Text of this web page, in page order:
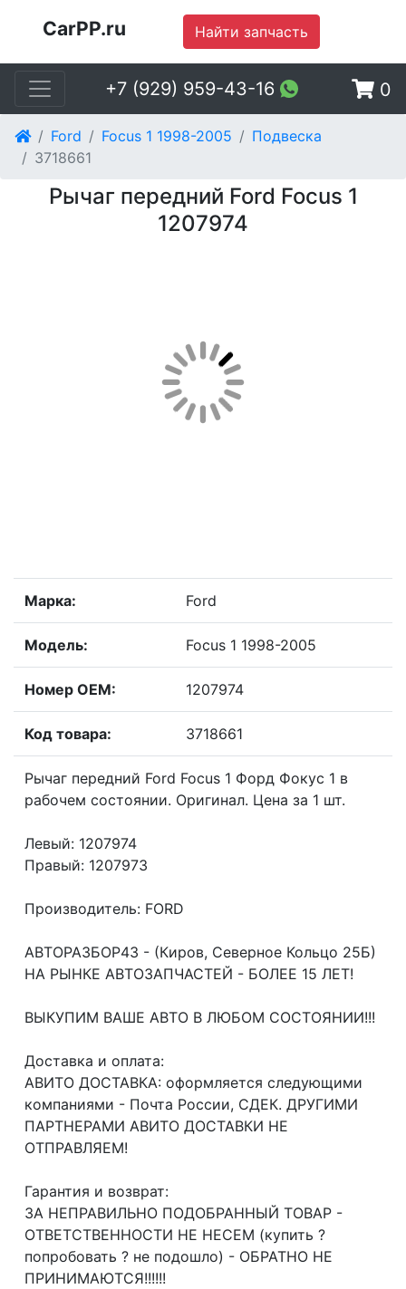
CarPP.ru Найти запчасть
+7 (929) 959-43-16 0
Ford Focus 1 1998-2005
Подвеска
3718661
Рычаг передний Ford Focus 1
1207974
Марка: Ford
Модель: Focus 1 1998-2005
Номер OEM: 1207974
Код товара: 3718661
Рычаг передний Ford Focus 1 Форд Фокус 1 в
рабочем состоянии. Оригинал. Цена за 1 шт.
Левый: 1207974
Правый: 1207973
Производитель: FORD
АВТОРАЗБОР43 - (Киров, Северное Кольцо 25Б)
НА РЫНКЕ АВТОЗАПЧАСТЕЙ - БОЛЕЕ 15 ЛЕТ!
ВЫКУПИМ ВАШЕ АВТО В ЛЮБОМ СОСТОЯНИИ!!!
Доcтавка и oплата:
АВИТО ДОСТАВКА: оформляется следующими
компаниями - Почта России, СДЕК. ДРУГИМИ
ПАРТНЕРАМИ АВИТО ДОСТАВКИ НЕ
ОТПРАВЛЯЕМ!
Гарантия и возврат:
ЗА НЕПРАВИЛЬНО ПОДОБРАННЫЙ ТОВАР -
ОТВЕТСТВЕННОСТИ НЕ НЕСЕМ (купить ?
попробовать ? не подошло) - ОБРАТНО НЕ
ПРИНИМАЮТСЯ!!!!!!